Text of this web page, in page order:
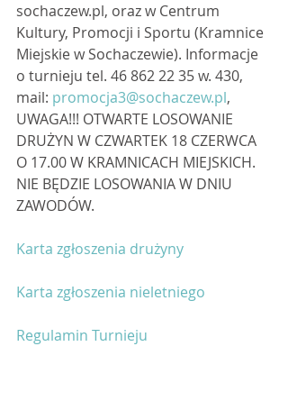
sochaczew.pl, oraz w Centrum
Kultury, Promocji i Sportu (Kramnice
Miejskie w Sochaczewie). Informacje
o turnieju tel. 46 862 22 35 w. 430,
mail: promocja3@sochaczew.pl,
UWAGA!!! OTWARTE LOSOWANIE
DRUŻYN W CZWARTEK 18 CZERWCA
O 17.00 W KRAMNICACH MIEJSKICH.
NIE BĘDZIE LOSOWANIA W DNIU
ZAWODÓW.
Karta zgłoszenia drużyny
Karta zgłoszenia nieletniego
Regulamin Turnieju